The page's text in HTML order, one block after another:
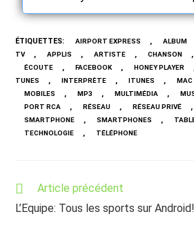
ÉTIQUETTES: AIRPORT EXPRESS , ALBUM
TV
, APPLIS , ARTISTE , CHANSON ,
ÉCOUTE , FACEBOOK , HONEY PLAYER
TUNES
, INTERPRÈTE , ITUNES , MAC
MOBILES , MP3 , MULTIMÉDIA ,
PORT RCA , RÉSEAU , RÉSEAU PRIVÉ ,
SMARTPHONE , SMARTPHONES ,
TECHNOLOGIE , TÉLÉPHONE
Read
articles
Article précédent
L’Equipe: Tous les sports sur Android!